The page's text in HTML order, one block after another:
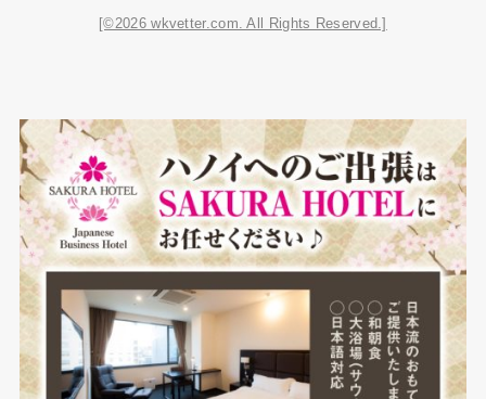
[©2026 wkvetter.com. All Rights Reserved.]